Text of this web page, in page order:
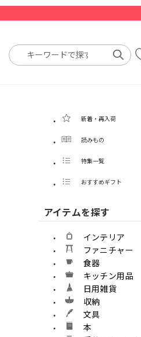
新着・再入荷
読みもの
特集一覧
おすすめギフト
アイテムを探す
インテリア
ファニチャー
食器
キッチン用品
日用雑貨
収納
文具
本